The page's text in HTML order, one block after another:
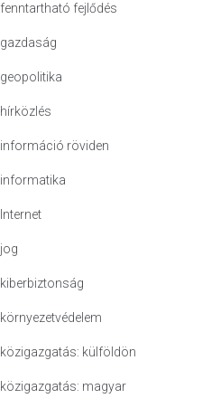
fenntartható fejlődés
gazdaság
geopolitika
hírközlés
információ röviden
informatika
Internet
jog
kiberbiztonság
környezetvédelem
közigazgatás: külföldön
közigazgatás: magyar